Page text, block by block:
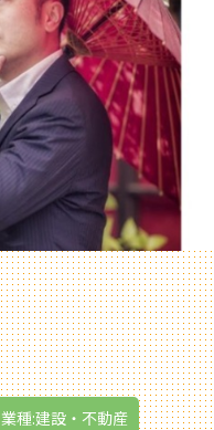
業種:建設・不動産